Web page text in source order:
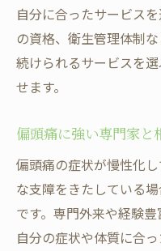
自分に合ったサービス
の資格、衛生管理体制
続けられるサービスを
せます。
偏頭痛に強い専門家と
偏頭痛の症状が慢性化
な支障をきたしている
です。専門外来や経験豊
自分の症状や体質に合